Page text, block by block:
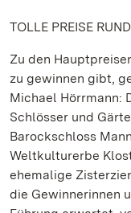
TOLLE PREISE
Zu den
zu gewinnen gibt,
Michael Hörrmann:
Schlösser und
Barockschloss
Weltkulturerbe
ehemalige
die Gewinnerinnen